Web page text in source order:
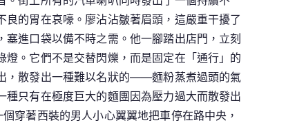
的胃在哀嚎。廖沾沾皺著眉頭，這嚴重干擾了
進口袋以備不時之需。他一腳踏出店門，立刻
。它們不是交替閃爍，而是固定在「通行」的
，散發出一種難以名狀的——麵粉蒸煮過頭的氣
只有在極度巨大的麵團因為壓力過大而散發出
穿著西裝的男人小心翼翼地把車停在路中央，